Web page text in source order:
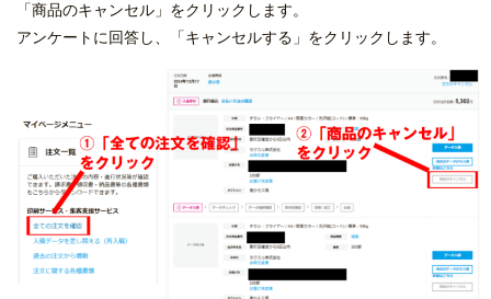
「商品のキャンセル」をクリックします。
アンケートに回答し、「キャンセルする」をクリックします。